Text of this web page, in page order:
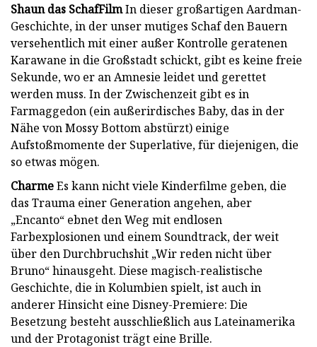
Shaun das SchafFilmIn dieser großartigen Aardman-
Geschichte, in der unser mutiges Schaf den Bauern
versehentlich mit einer außer Kontrolle geratenen
Karawane in die Großstadt schickt, gibt es keine freie
Sekunde, wo er an Amnesie leidet und gerettet
werden muss. In der Zwischenzeit gibt es in
Farmaggedon (ein außerirdisches Baby, das in der
Nähe von Mossy Bottom abstürzt) einige
Aufstoßmomente der Superlative, für diejenigen, die
so etwas mögen.
CharmeEs kann nicht viele Kinderfilme geben, die
das Trauma einer Generation angehen, aber
„Encanto“ ebnet den Weg mit endlosen
Farbexplosionen und einem Soundtrack, der weit
über den Durchbruchshit „Wir reden nicht über
Bruno“ hinausgeht. Diese magisch-realistische
Geschichte, die in Kolumbien spielt, ist auch in
anderer Hinsicht eine Disney-Premiere: Die
Besetzung besteht ausschließlich aus Lateinamerika
und der Protagonist trägt eine Brille.